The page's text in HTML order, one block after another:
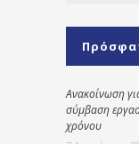
Ανακοίνωση
σύμβαση
χρόνου